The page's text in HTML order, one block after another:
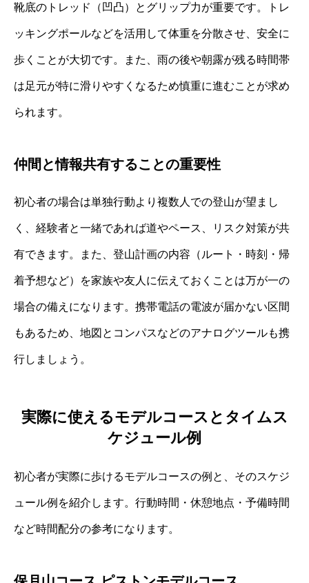
靴底のトレッド（凹凸）とグリップ力が重要です。トレ
ッキングポールなどを活用して体重を分散させ、安全に
歩くことが大切です。また、雨の後や朝露が残る時間帯
は足元が特に滑りやすくなるため慎重に進むことが求め
られます。
仲間と情報共有することの重要性
初心者の場合は単独行動より複数人での登山が望まし
く、経験者と一緒であれば道やペース、リスク対策が共
有できます。また、登山計画の内容（ルート・時刻・帰
着予想など）を家族や友人に伝えておくことは万が一の
場合の備えになります。携帯電話の電波が届かない区間
もあるため、地図とコンパスなどのアナログツールも携
行しましょう。
実際に使えるモデルコースとタイムス
ケジュール例
初心者が実際に歩けるモデルコースの例と、そのスケジ
ュール例を紹介します。行動時間・休憩地点・予備時間
など時間配分の参考になります。